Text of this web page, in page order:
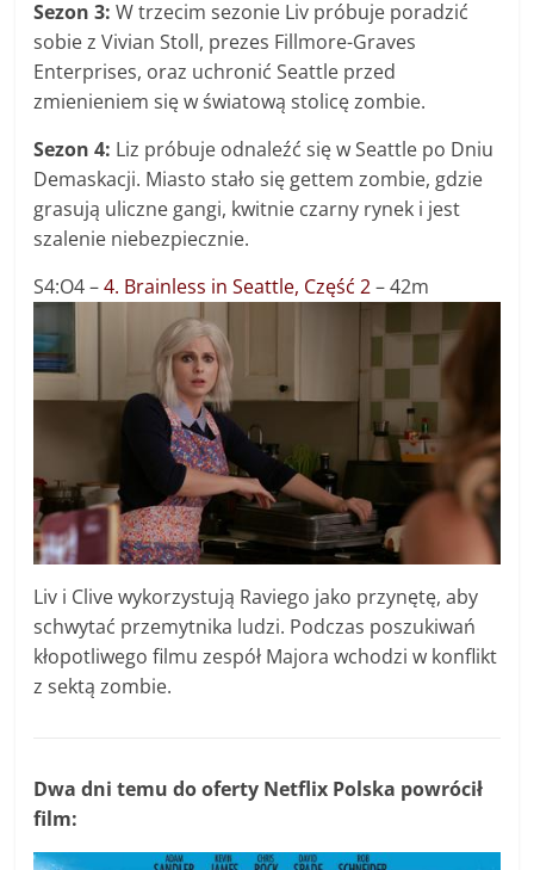
Sezon 3: W trzecim sezonie Liv próbuje poradzić
sobie z Vivian Stoll, prezes Fillmore-Graves
Enterprises, oraz uchronić Seattle przed
zmienieniem się w światową stolicę zombie.
Sezon 4: Liz próbuje odnaleźć się w Seattle po Dniu
Demaskacji. Miasto stało się gettem zombie, gdzie
grasują uliczne gangi, kwitnie czarny rynek i jest
szalenie niebezpiecznie.
S4:O4 –4. Brainless in Seattle, Część 2– 42m
Liv i Clive wykorzystują Raviego jako przynętę, aby
schwytać przemytnika ludzi. Podczas poszukiwań
kłopotliwego filmu zespół Majora wchodzi w konflikt
z sektą zombie.
Dwa dni temu do oferty Netflix Polska powrócił
film: